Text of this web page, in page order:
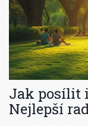
Jak posílit
Nejlepší